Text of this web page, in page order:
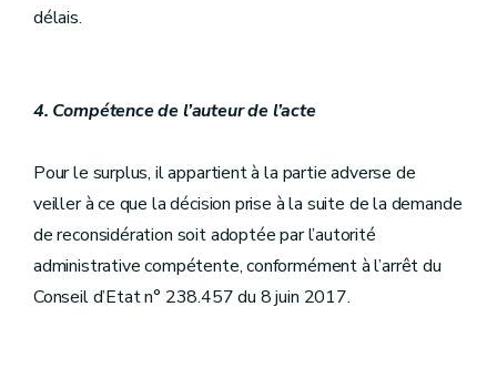
délais.
4. Compétence de l’auteur de l’acte
Pour le surplus, il appartient à la partie adverse de
veiller à ce que la décision prise à la suite de la demande
de reconsidération soit adoptée par l’autorité
administrative compétente, conformément à l’arrêt du
Conseil d’Etat n° 238.457 du 8 juin 2017.